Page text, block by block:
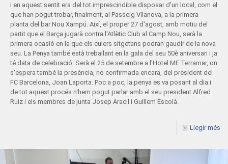
i en aquest sentit era del tot imprescindible disposar d'un local, com el
que han pogut trobar, finalment, al Passeig Vilanova, a la primera
planta del bar Nou Xampú. Així, el proper 27 d'agost, amb motiu del
partit que el Barça jugarà contra l'Atlètic Club al Camp Nou, serà la
primera ocasió en la que els culers sitgetans podran gaudir de la nova
seu. La Penya també està treballant en la gala del seu 50è aniversari i ja
té data de celebració. Serà el 25 de setembre a l'Hotel ME Terramar, on
s'espera també la presència, no confirmada encara, del president del
FC Barcelona, Joan Laporta. Poc a poc, la penya es va posant al dia i
de tot aquest procés n'hem pogut parlar amb el seu president Alfred
Ruiz i els membres de junta Josep Aracil i Guillem Escolà.
Llegir més